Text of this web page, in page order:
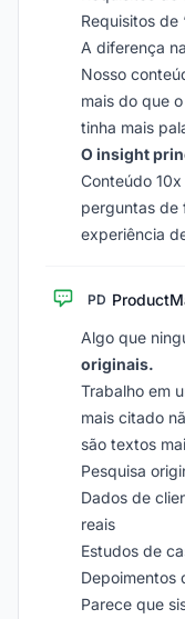
Requisitos de
A diferença
Nosso
mais do que
tinha mais
O insight
Conteúdo
perguntas de
experiência
PD
Algo que
originais.
Trabalho em
mais citado
são textos
Pesquisa
Dados de
reais
Estudos de
Depoimentos
Parece que